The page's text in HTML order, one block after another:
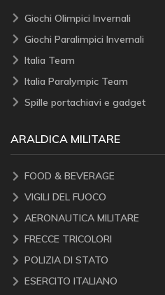
Giochi Olimpici Invernali
Giochi Paralimpici Invernali
Italia Team
Italia Paralympic Team
Spille portachiavi e gadget
ARALDICA MILITARE
FOOD & BEVERAGE
VIGILI DEL FUOCO
AERONAUTICA MILITARE
FRECCE TRICOLORI
POLIZIA DI STATO
ESERCITO ITALIANO